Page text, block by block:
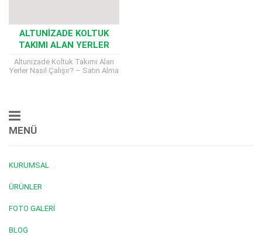
ALTUNIZADE KOLTUK
TAKIMI ALAN YERLER
Altunizade Koltuk Takımı Alan
Yerler Nasıl Çalışır? – Satın Alma
MENÜ
KURUMSAL
ÜRÜNLER
FOTO GALERI
BLOG